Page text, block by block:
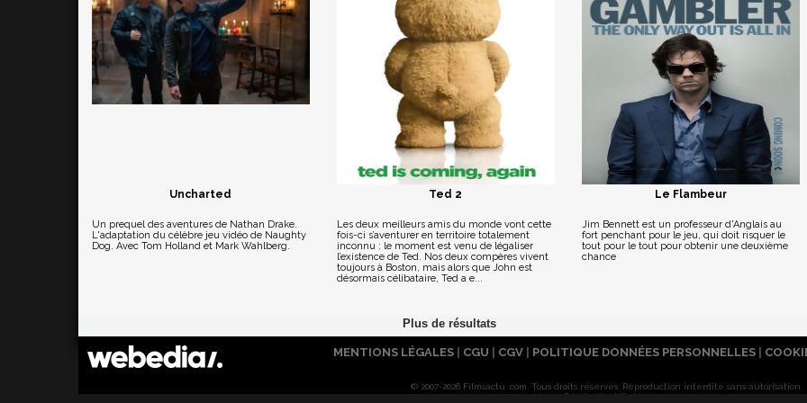
Uncharted
Un prequel des aventures de Nathan Drake.
L'adaptation du célèbre jeu vidéo de Naughty
Dog. Avec Tom Holland et Mark Wahlberg.
Ted 2
Les deux meilleurs amis du monde vont cette
fois-ci s’aventurer en territoire totalement
inconnu : le moment est venu de légaliser
l’existence de Ted. Nos deux compères vivent
toujours à Boston, mais alors que John est
désormais célibataire, Ted a e...
Le Flambeur
Jim Bennett est un professeur d'Anglais au
fort penchant pour le jeu, qui doit risquer le
tout pour le tout pour obtenir une deuxième
chance
MENTIONS LÉGALES | CGU | CGV | POLITIQUE DONNÉES PERSONNELLES |
© 2007-2026 Filmsactu .com. Tous droits réservés. Reproduction interdite sans autorisation.
Réalisation Vitalyn